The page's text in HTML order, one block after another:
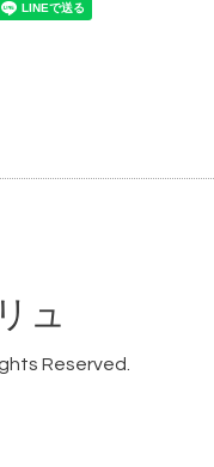
ュ
Reserved.